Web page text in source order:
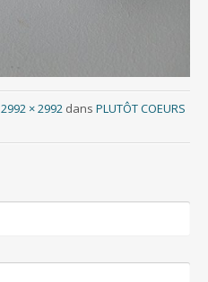
2992 × 2992dans PLUTÔT COEURS